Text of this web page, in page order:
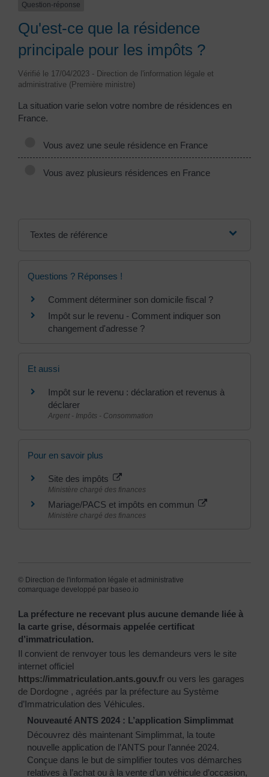
Question-réponse
Qu'est-ce que la résidence
principale pour les impôts ?
Vérifié le 17/04/2023 - Direction de l'information légale et
administrative (Première ministre)
La situation varie selon votre nombre de résidences en
France.
Vous avez une seule résidence en France
Vous avez plusieurs résidences en France
Textes de référence
Questions ? Réponses !
Comment déterminer son domicile fiscal ?
Impôt sur le revenu - Comment indiquer son
changement d'adresse ?
Et aussi
Impôt sur le revenu : déclaration et revenus à
déclarer
Argent - Impôts - Consommation
Pour en savoir plus
Site des impôts
Ministère chargé des finances
Mariage/PACS et impôts en commun
Ministère chargé des finances
© Direction de l'information légale et administrative
comarquage developpé par baseo.io
La préfecture ne recevant plus aucune demande liée à
la carte grise, désormais appelée certificat
d’immatriculation.
Il convient de renvoyer tous les demandeurs vers le site
internet officiel
https://immatriculation.ants.gouv.fr ou vers les garages
de Dordogne , agréés par la préfecture au Système
d’Immatriculation des Véhicules.
Nouveauté ANTS 2024 : L’application Simplimmat
Découvrez dès maintenant Simplimmat, la toute
nouvelle application de l’ANTS pour l’année 2024.
Conçue dans le but de simplifier toutes vos démarches
relatives à l’achat ou à la vente d’un véhicule d’occasion,